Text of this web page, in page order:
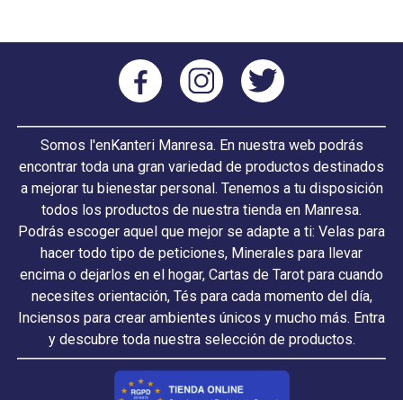
Somos l'enKanteri Manresa. En nuestra web podrás
encontrar toda una gran variedad de productos destinados
a mejorar tu bienestar personal. Tenemos a tu disposición
todos los productos de nuestra tienda en Manresa.
Podrás escoger aquel que mejor se adapte a ti: Velas para
hacer todo tipo de peticiones, Minerales para llevar
encima o dejarlos en el hogar, Cartas de Tarot para cuando
necesites orientación, Tés para cada momento del día,
Inciensos para crear ambientes únicos y mucho más. Entra
y descubre toda nuestra selección de productos.